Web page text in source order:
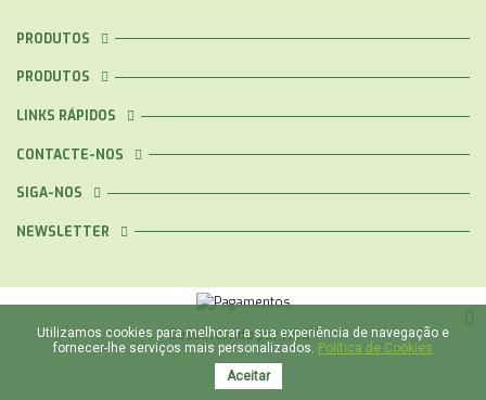
PRODUTOS
PRODUTOS
LINKS RÁPIDOS
CONTACTE-NOS
SIGA-NOS
NEWSLETTER
Desenvolvido porNOS®
Utilizamos cookies para melhorar a sua experiência de navegação e
fornecer-lhe serviços mais personalizados. Política de Cookies
Aceitar